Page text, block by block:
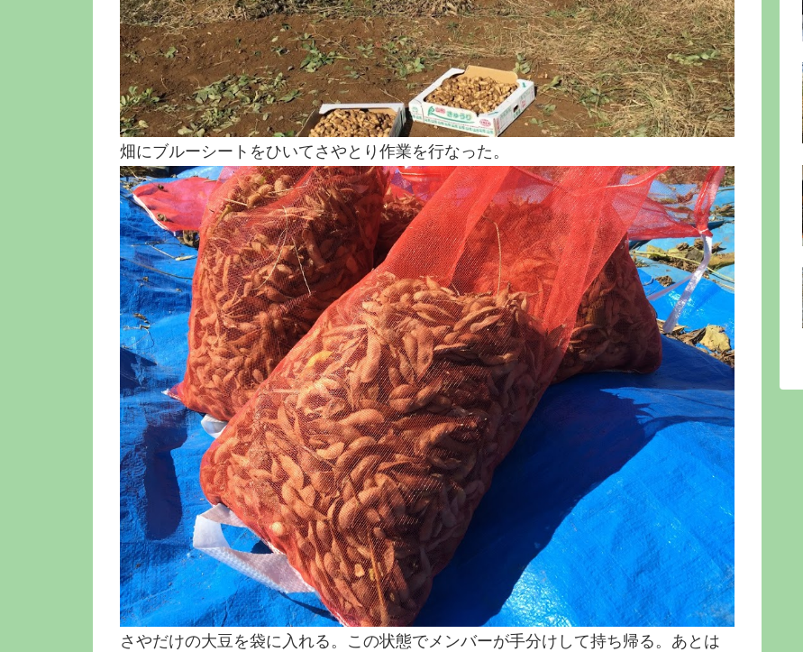
畑にブルーシートをひいてさやとり作業を行なった。
さやだけの大豆を袋に入れる。この状態でメンバーが手分けして持ち帰る。あとは